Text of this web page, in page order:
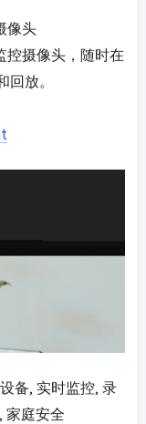
像头
控摄像头，随时在
放。
备, 实时监控, 录
家庭安全